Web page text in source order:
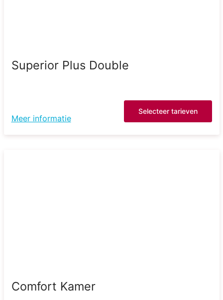
Superior Plus Double
Meer informatie
Selecteer tarieven
Comfort Kamer